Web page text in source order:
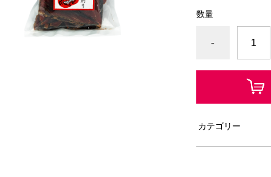
数量
-
カテゴリー